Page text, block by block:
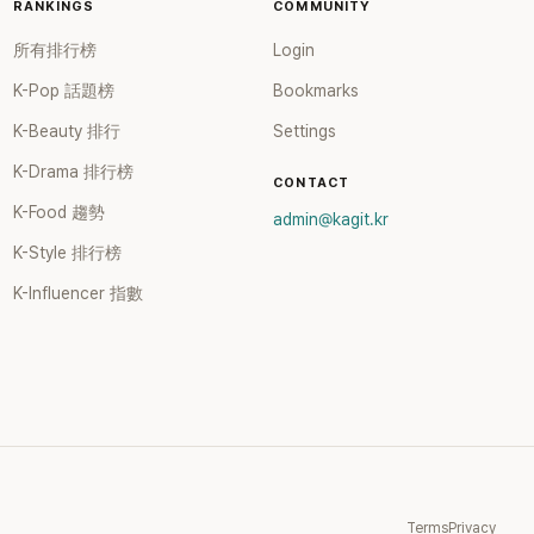
RANKINGS
所有排行榜
K-Pop 話題榜
K-Beauty 排行
K-Drama 排行榜
K-Food 趨勢
K-Style 排行榜
K-Influencer 指數
COMMUNITY
Login
Bookmarks
Settings
CONTACT
admin@kagit.kr
TermsPrivacy